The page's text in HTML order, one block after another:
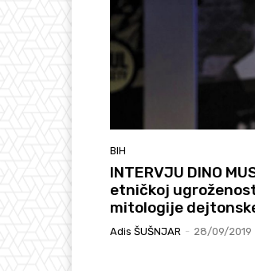
BIH
INTERVJU DINO
etničkoj
mitologije
Adis ŠUŠNJAR - 28/09/2019